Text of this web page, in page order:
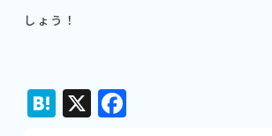
しょう！
Hatena
X Facebook